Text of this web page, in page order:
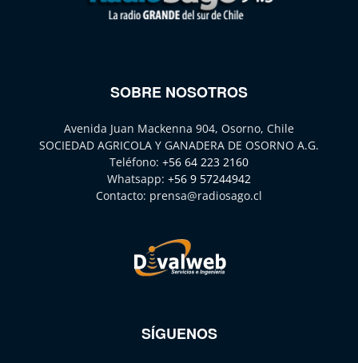
SOBRE NOSOTROS
Avenida Juan Mackenna 904, Osorno, Chile
SOCIEDAD AGRICOLA Y GANADERA DE OSORNO A.G.
Teléfono: +56 64 223 2160
Whatsapp: +56 9 57244942
Contacto: prensa@radiosago.cl
SÍGUENOS